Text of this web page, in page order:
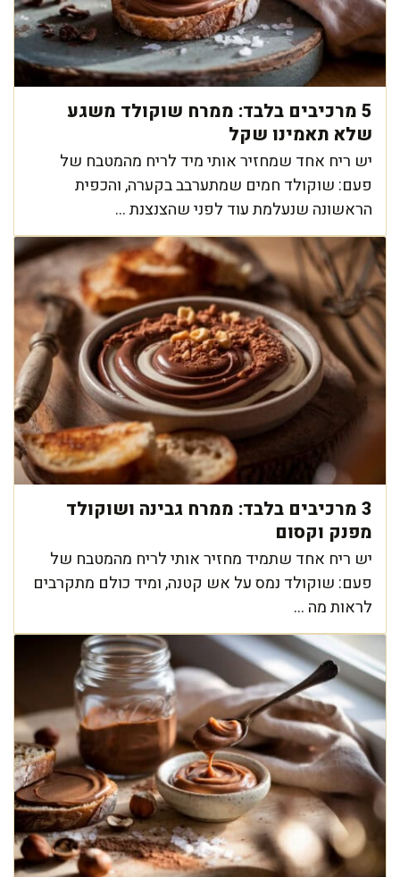
5 מרכיבים בלבד: ממרח שוקולד משגע
שלא תאמינו שקל
יש ריח אחד שמחזיר אותי מיד לריח מהמטבח של
פעם: שוקולד חמים שמתערבב בקערה, והכפית
הראשונה שנעלמת עוד לפני שהצנצנת ...
3 מרכיבים בלבד: ממרח גבינה ושוקולד
מפנק וקסום
יש ריח אחד שתמיד מחזיר אותי לריח מהמטבח של
פעם: שוקולד נמס על אש קטנה, ומיד כולם מתקרבים
לראות מה ...